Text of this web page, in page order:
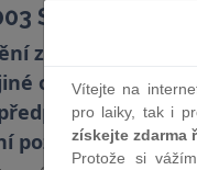
SB.
zákon č. 95/
osoby a o
a zákona
pozdějších
Vítejte na
pro laiky, tak i
získejte zdarma
Protože si